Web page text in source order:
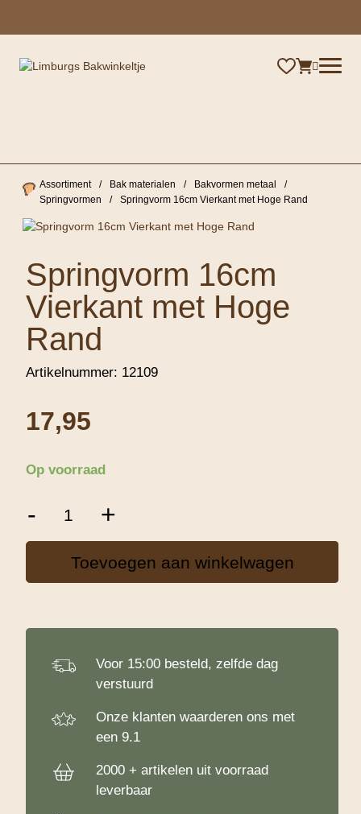
Assortiment / Bak materialen / Bakvormen metaal
/
Springvormen
/ Springvorm 16cm Vierkant met Hoge Rand
Springvorm 16cm
Vierkant met Hoge
Rand
Artikelnummer: 12109
17,95
Op voorraad
-
met
Rand
+
Toevoegen aan winkelwagen
Voor 15:00 besteld, zelfde dag
verstuurd
Onze klanten waarderen ons met
een 9.1
2000 + artikelen uit voorraad
leverbaar